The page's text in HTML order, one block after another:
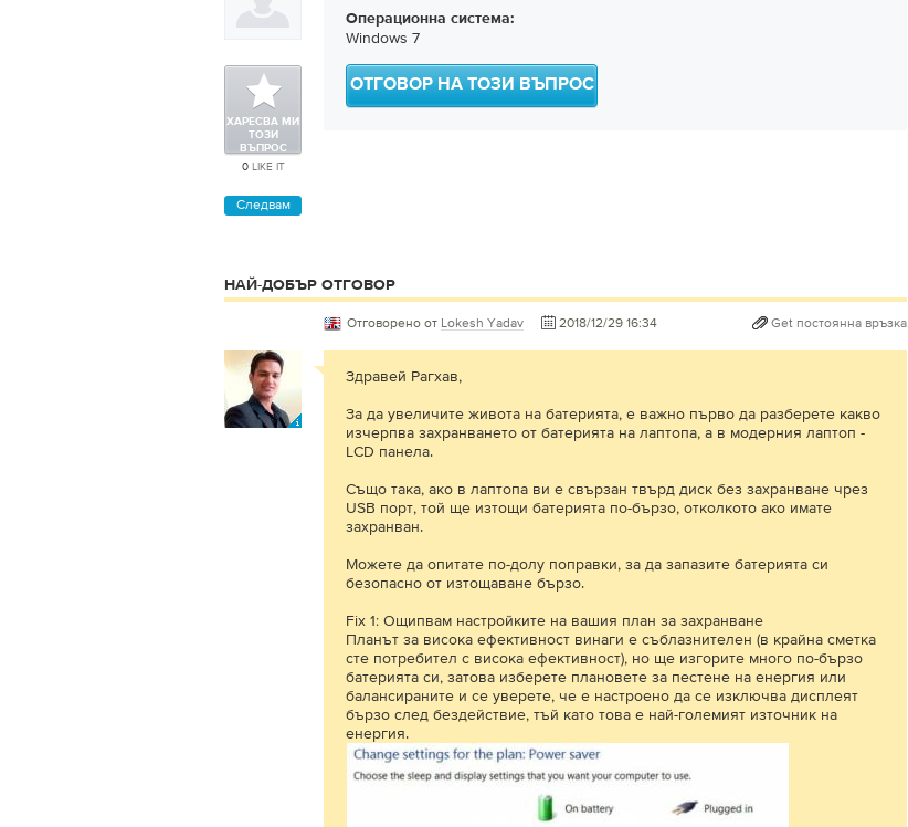
ХАРЕСВА МИ
ТОЗИ
ВЪПРОС
0LIKE IT
Следвам
Операционна система:
Windows 7
ОТГОВОР НА ТОЗИ ВЪПРОС
НАЙ-ДОБЪР ОТГОВОР
Отговорено от Lokesh Yadav 2018/12/29 16:34 Get постоянна връзка
Здравей Рагхав,
За да увеличите живота на батерията, е важно първо да разберете какво
изчерпва захранването от батерията на лаптопа, а в модерния лаптоп -
LCD панела.
Също така, ако в лаптопа ви е свързан твърд диск без захранване чрез
USB порт, той ще изтощи батерията по-бързо, отколкото ако имате
захранван.
Можете да опитате по-долу поправки, за да запазите батерията си
безопасно от изтощаване бързо.
Fix 1: Ощипвам настройките на вашия план за захранване
Планът за висока ефективност винаги е съблазнителен (в крайна сметка
сте потребител с висока ефективност), но ще изгорите много по-бързо
батерията си, затова изберете плановете за пестене на енергия или
балансираните и се уверете, че е настроено да се изключва дисплеят
бързо след бездействие, тъй като това е най-големият източник на
енергия.